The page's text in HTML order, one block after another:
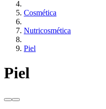
Cosmética
Nutricosmética
Piel
Piel